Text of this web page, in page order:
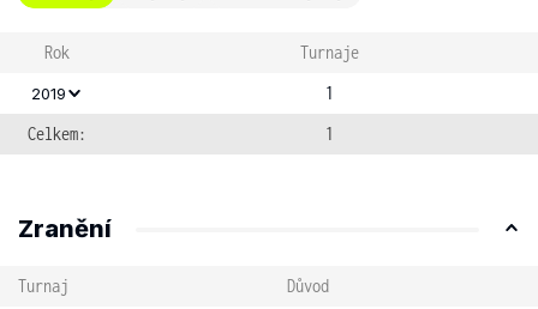
Rok Turnaje
2019
1
Celkem:
1
Zranění
Turnaj
Důvod